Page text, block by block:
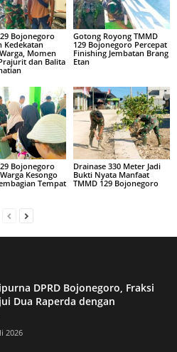
Bojonegoro
Kedekatan
Momen
dan Balita
Gotong Royong TMMD
129 Bojonegoro Percepat
Finishing Jembatan Brang
Etan
Bojonegoro
Kesongo
Tempat
Drainase 330 Meter Jadi
Bukti Nyata Manfaat
TMMD 129 Bojonegoro
DPRD Bojonegoro, Fraksi
Dua Raperda dengan
2026